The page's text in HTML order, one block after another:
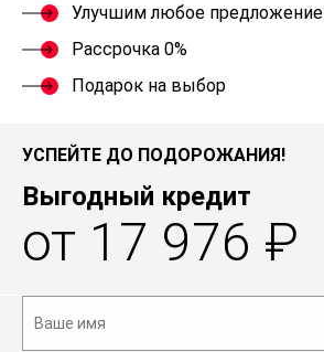
Улучшим любое предложение
Рассрочка 0%
Подарок на выбор
УСПЕЙТЕ ДО ПОДОРОЖАНИЯ!
Выгодный кредит
от 17 976 ₽